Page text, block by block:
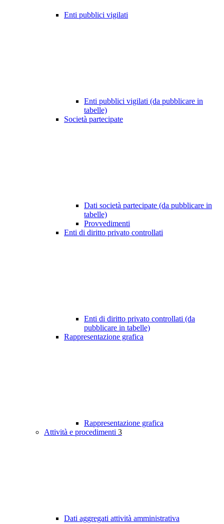
Enti pubblici vigilati
Enti pubblici vigilati (da pubblicare in
tabelle)
Società partecipate
Dati società partecipate (da pubblicare in
tabelle)
Provvedimenti
Enti di diritto privato controllati
Enti di diritto privato controllati (da
pubblicare in tabelle)
Rappresentazione grafica
Rappresentazione grafica
Attività e procedimenti 3
Dati aggregati attività amministrativa